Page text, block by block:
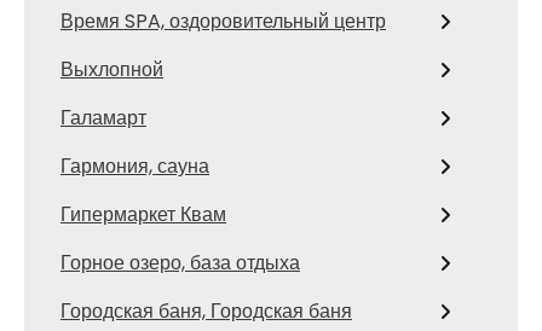
Время SPA, оздоровительный центр
Выхлопной
Галамарт
Гармония, сауна
Гипермаркет Квам
Горное озеро, база отдыха
Городская баня, Городская баня